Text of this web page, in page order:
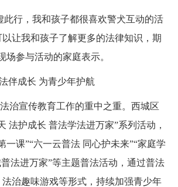
此行，我和孩子都很喜欢警犬互动的活
让我和孩子了解更多的法律知识，期
场参与活动的家庭表示。
伴成长 为青少年护航
治宣传教育工作的重中之重。西城区
法护成长 普法学法进万家”系列活动，
一课”“六一云普法 同心护未来”“家庭学
法进万家”等主题普法活动，通过普法
治趣味游戏等形式，持续加强青少年